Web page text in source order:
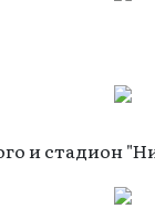
и стадион